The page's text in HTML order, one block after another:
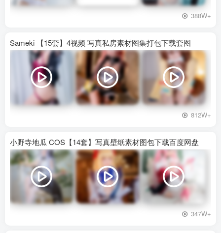
388W+
Sameki 【15套】4视频 写真私房素材图集打包下载套图
812W+
小野寺地瓜 COS【14套】写真壁纸素材图包下载百度网盘
347W+